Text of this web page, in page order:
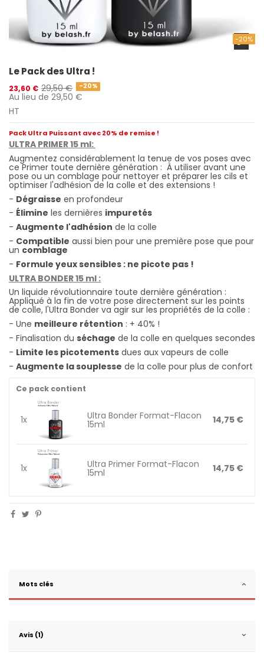
-20%
Le Pack des Ultra !
23,60 € 29,50 € -20%
Au lieu de 29,50 €
HT
Pack Ultra Puissant avec 20% de remise !
ULTRA PRIMER 15 ml:
Augmentez considérablement la tenue de vos poses avec
ce Primer toute dernière génération : À utiliser avant une
pose ou un comblage pour nettoyer et préparer les cils et
optimiser l'adhésion de la colle et des extensions !
- Dégraisse en profondeur
- Élimine les dernières impuretés
- Augmente l'adhésion de la colle
- Compatible aussi bien pour une première pose que pour
un comblage
- Formule yeux sensibles : ne picote pas !
ULTRA BONDER 15 ml :
Un liquide révolutionnaire toute dernière génération :
Appliqué à la fin de votre pose directement sur les points
de colle, l'Ultra Bonder va agir sur les propriétés de la colle :
- Une meilleure rétention : + 40% !
- Finalisation du séchage de la colle en quelques secondes
- Limite les picotements dues aux vapeurs de colle
- Augmente la souplesse de la colle pour plus de confort
Ce pack contient
1x Ultra Bonder Format-Flacon
15ml 14,75 €
1x Ultra Primer Format-Flacon
15ml 14,75 €
Mots clés
Avis (1)